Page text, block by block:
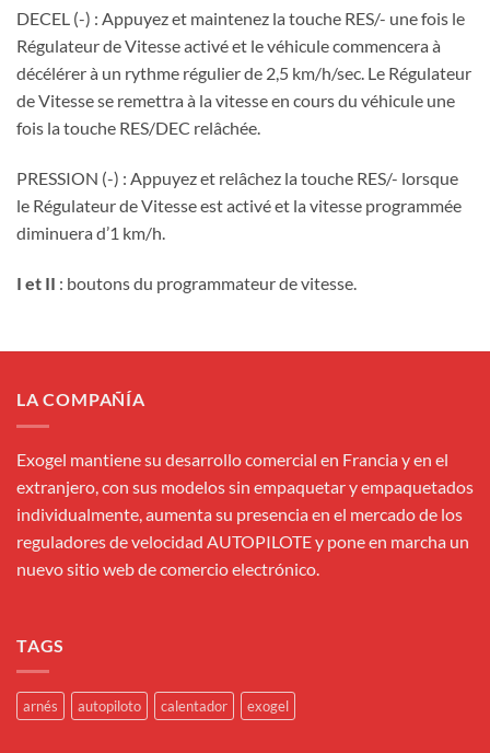
DECEL (-) : Appuyez et maintenez la touche RES/- une fois le
Régulateur de Vitesse activé et le véhicule commencera à
décélérer à un rythme régulier de 2,5 km/h/sec. Le Régulateur
de Vitesse se remettra à la vitesse en cours du véhicule une
fois la touche RES/DEC relâchée.
PRESSION (-) : Appuyez et relâchez la touche RES/- lorsque
le Régulateur de Vitesse est activé et la vitesse programmée
diminuera d’1 km/h.
I et II : boutons du programmateur de vitesse.
LA COMPAÑÍA
Exogel mantiene su desarrollo comercial en Francia y en el
extranjero, con sus modelos sin empaquetar y empaquetados
individualmente, aumenta su presencia en el mercado de los
reguladores de velocidad AUTOPILOTE y pone en marcha un
nuevo sitio web de comercio electrónico.
TAGS
arnés autopiloto calentador exogel